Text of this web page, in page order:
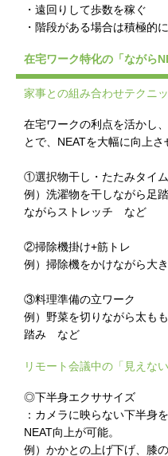
・遠回りして歩数を稼ぐ
・階段がある場合は積極的
在宅ワーク特化の「ながら
家事との組み合わせテクニ
在宅ワークの利点を活かし
とで、NEATを大幅に向上さ
①選択物干し・たたみタイム
例）洗濯物を干しながら足
ながらストレッチ など
②掃除機掛け+筋トレ
例）掃除機をかけながら大
③料理準備の立ワーク
例）野菜を切りながら太も
踏み など
リモート会議中の「見えない
◎下半身エクササイズ
：カメラに映らない下半身
NEAT向上が可能。
例）かかとの上げ下げ、膝